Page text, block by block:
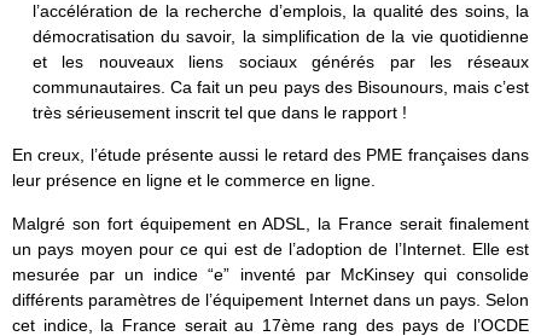
l’accélération de la recherche d’emplois, la qualité des soins, la
démocratisation du savoir, la simplification de la vie quotidienne
et les nouveaux liens sociaux générés par les réseaux
communautaires. Ca fait un peu pays des Bisounours, mais c’est
très sérieusement inscrit tel que dans le rapport !
En creux, l’étude présente aussi le retard des PME françaises dans
leur présence en ligne et le commerce en ligne.
Malgré son fort équipement en ADSL, la France serait finalement
un pays moyen pour ce qui est de l’adoption de l’Internet. Elle est
mesurée par un indice “e” inventé par McKinsey qui consolide
différents paramètres de l’équipement Internet dans un pays. Selon
cet indice, la France serait au 17ème rang des pays de l’OCDE